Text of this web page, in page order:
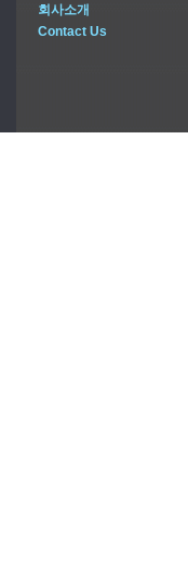
회사소개
Contact Us